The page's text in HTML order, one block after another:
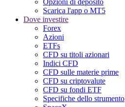
Scarica l'app o MT5
Dove investire
Forex
Azioni
ETFs
CFD su titoli azionari
Indici CFD
CFD sulle materie prime
CFD su criptovalute
CFD su fondi ETF
Specifiche dello strumento